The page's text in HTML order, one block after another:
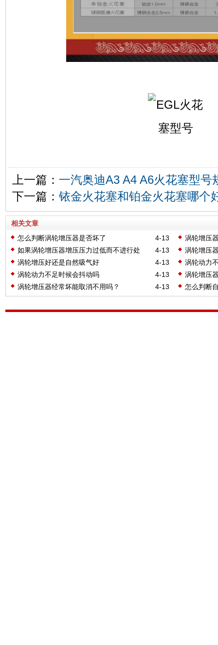
上一篇： 一汽奥迪A3 A4 A6火花塞型号
下一篇： 铱金火花塞和铂金火花塞哪个
相关文章
4-13
怎么判断涡轮增压器是否坏了
涡轮增压
4-13
如果涡轮增压器增压压力过低而不进行处
理，可能会导致以下后果
涡轮增压
4-13
涡轮增压好还是自然吸气好
涡轮动力
4-13
涡轮动力不足时候会抖动吗
涡轮增压
4-13
涡轮增压器经常坏能取消不用吗？ 怎么判断